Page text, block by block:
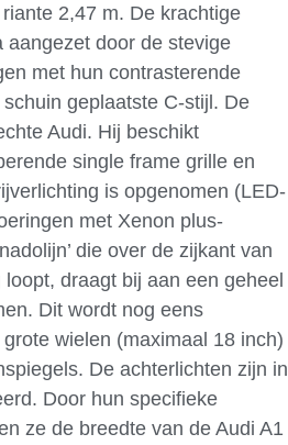
2,47 m. De krachtige
aangezet door de stevige
met hun contrasterende
geplaatste C-stijl. De
Audi. Hij beschikt
single frame grille en
is opgenomen (LED-
met Xenon plus-
die over de zijkant van
draagt bij aan een geheel
Dit wordt nog eens
wielen (maximaal 18 inch)
De achterlichten zijn in
Door hun specifieke
ze de breedte van de Audi A1